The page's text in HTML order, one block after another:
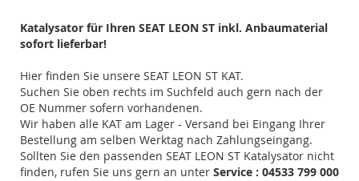
Katalysator für Ihren SEAT LEON ST inkl. Anbaumaterial
sofort lieferbar!
Hier finden Sie unsere SEAT LEON ST KAT.
Suchen Sie oben rechts im Suchfeld auch gern nach der
OE Nummer sofern vorhandenen.
Wir haben alle KAT am Lager - Versand bei Eingang Ihrer
Bestellung am selben Werktag nach Zahlungseingang.
Sollten Sie den passenden SEAT LEON ST Katalysator nicht
finden, rufen Sie uns gern an unter Service : 04533 799 000